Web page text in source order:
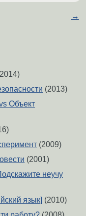
→
(2013)
Объект
(2009)
(2001)
неучу
язык] (2010)